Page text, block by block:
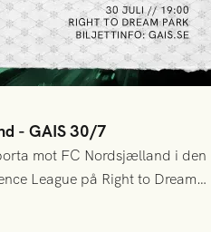
- GAIS 30/7
mot FC Nordsjælland i den
League på Right to Dream
har tagit ut följande